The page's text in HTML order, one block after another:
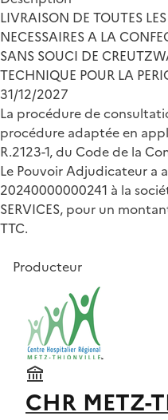
LIVRAISON DE TOUTES
NECESSAIRES A LA
SANS SOUCI DE
TECHNIQUE POUR LA
31/12/2027
La procédure de
procédure adaptée en
R.2123-1, du Code de la
Le Pouvoir Adjudicateur a
20240000000241 à la
SERVICES, pour un
TTC.
Producteur
CHR METZ-